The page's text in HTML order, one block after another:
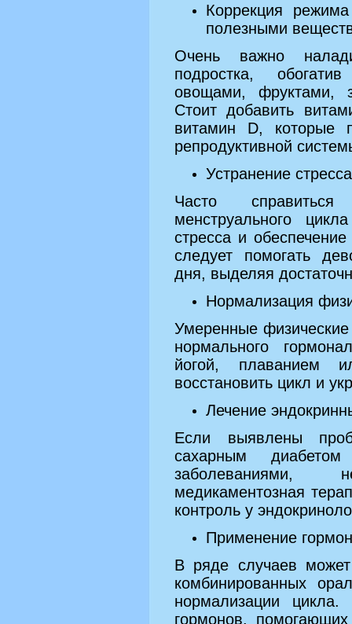
Коррекция
полезными
Очень важно
подростка,
овощами, фруктами,
Стоит добавить
витамин D, которые
репродуктивной
Устранение
Часто
менструального
стресса и
следует помогать
дня, выделяя
Нормализация
Умеренные
нормального
йогой, плаванием
восстановить цикл и
Лечение
Если выявлены
сахарным
заболеваниями,
медикаментозная
контроль у
Применение
В ряде случаев может
комбинированных
нормализации
гормонов, помогающих